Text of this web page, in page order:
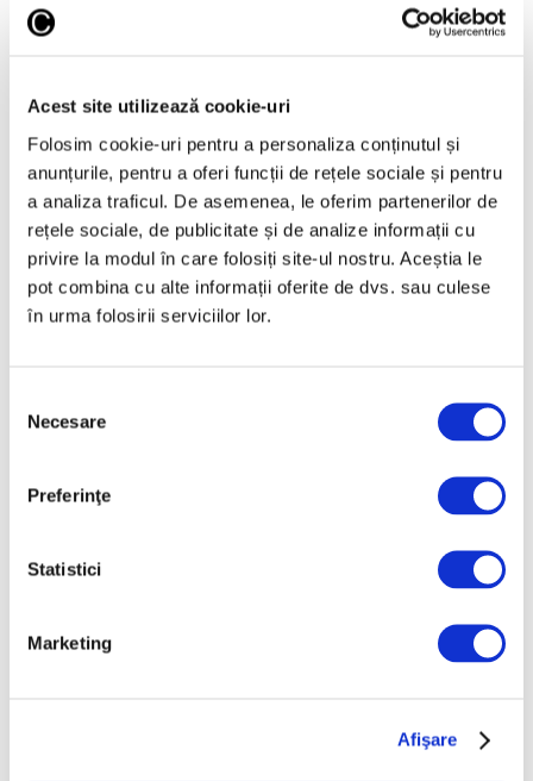
Acest site utilizează cookie-uri
Folosim cookie-uri pentru a personaliza conținutul și
anunțurile, pentru a oferi funcții de rețele sociale și pentru
a analiza traficul. De asemenea, le oferim partenerilor de
rețele sociale, de publicitate și de analize informații cu
privire la modul în care folosiți site-ul nostru. Aceștia le
pot combina cu alte informații oferite de dvs. sau culese
în urma folosirii serviciilor lor.
consimțământului
Necesare
Preferinţe
Statistici
Marketing
Afişare
America de Nord a operei
cineastului român Andrei Ujică
5 August 2026
care apare în filmul „Odiseea”,
avariată/ Universal, acuzat că nu
24 Iulie 2026